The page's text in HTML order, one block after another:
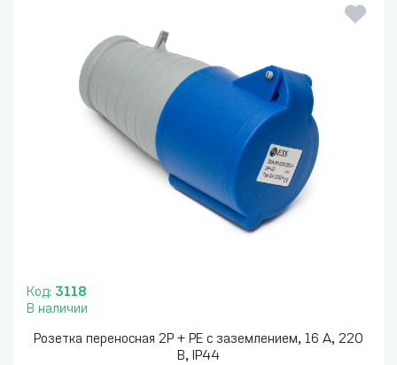
Код: 3118
В наличии
Розетка переносная 2P + PE с заземлением, 16 А, 220
В, IP44